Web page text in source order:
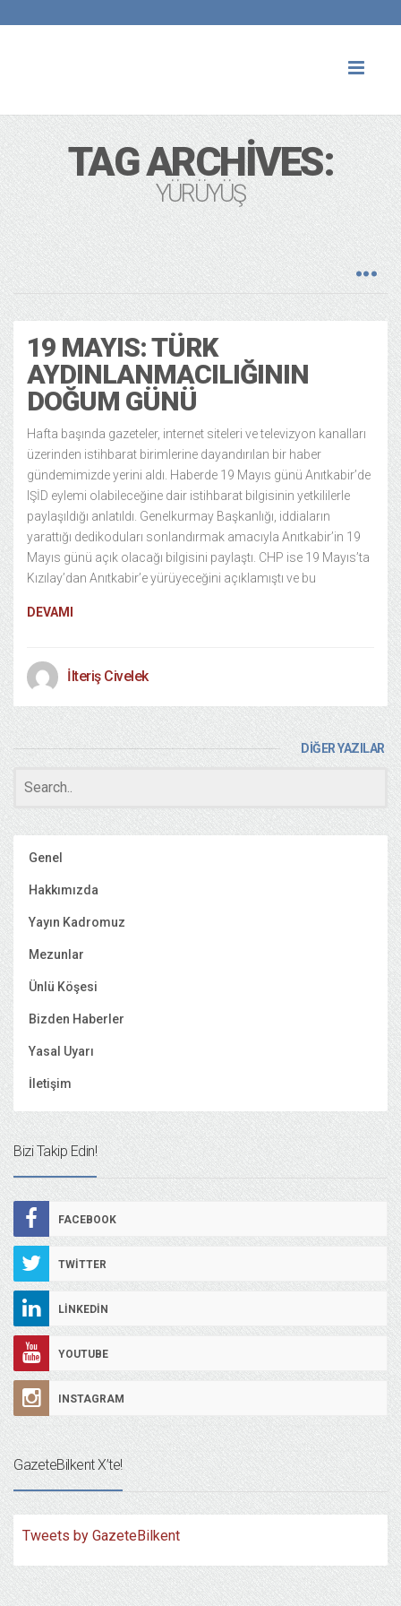
TAG ARCHIVES:
YÜRÜYÜŞ
19 MAYIS: TÜRK
AYDINLANMACILIĞININ
DOĞUM GÜNÜ
Hafta başında gazeteler, internet siteleri ve televizyon kanalları
üzerinden istihbarat birimlerine dayandırılan bir haber
gündemimizde yerini aldı. Haberde 19 Mayıs günü Anıtkabir’de
IŞİD eylemi olabileceğine dair istihbarat bilgisinin yetkililerle
paylaşıldığı anlatıldı. Genelkurmay Başkanlığı, iddiaların
yarattığı dedikoduları sonlandırmak amacıyla Anıtkabir’in 19
Mayıs günü açık olacağı bilgisini paylaştı. CHP ise 19 Mayıs’ta
Kızılay’dan Anıtkabir’e yürüyeceğini açıklamıştı ve bu
DEVAMI
İlteriş Civelek
DİĞER YAZILAR
Genel
Hakkımızda
Yayın Kadromuz
Mezunlar
Ünlü Köşesi
Bizden Haberler
Yasal Uyarı
İletişim
Bizi Takip Edin!
FACEBOOK
TWITTER
LINKEDIN
YOUTUBE
INSTAGRAM
GazeteBilkent X’te!
Tweets by GazeteBilkent